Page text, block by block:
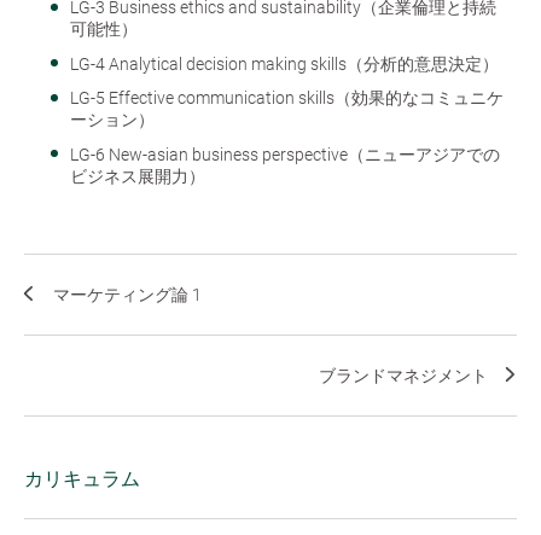
LG-3 Business ethics and sustainability（企業倫理と持続
可能性）
LG-4 Analytical decision making skills（分析的意思決定）
LG-5 Effective communication skills（効果的なコミュニケ
ーション）
LG-6 New-asian business perspective（ニューアジアでの
ビジネス展開力）
マーケティング論 1
ブランドマネジメント
カリキュラム